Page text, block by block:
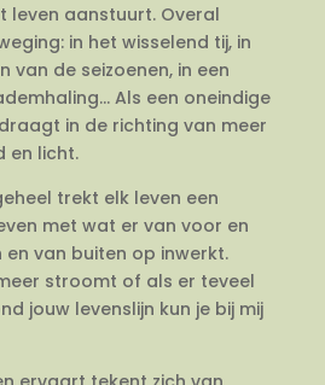
leven aanstuurt. Overal
in het wisselend tij, in
van de seizoenen, in een
Als een oneindige
in de richting van meer
en licht.
trekt elk leven een
met wat er van voor en
van buiten op inwerkt.
stroomt of als er teveel
jouw levenslijn kun je bij mij